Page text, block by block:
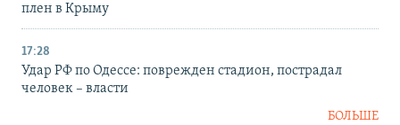
плен в Крыму
17:28
Удар РФ по Одессе: поврежден стадион, пострадал
человек – власти
БОЛЬШЕ